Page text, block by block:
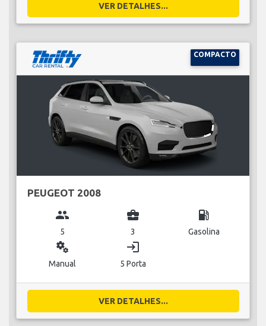
VER DETALHES...
COMPACTO
PEUGEOT 2008
group
5
business_center
3
local_gas_station
Gasolina
miscellaneous_services
Manual
login
5 Porta
VER DETALHES...